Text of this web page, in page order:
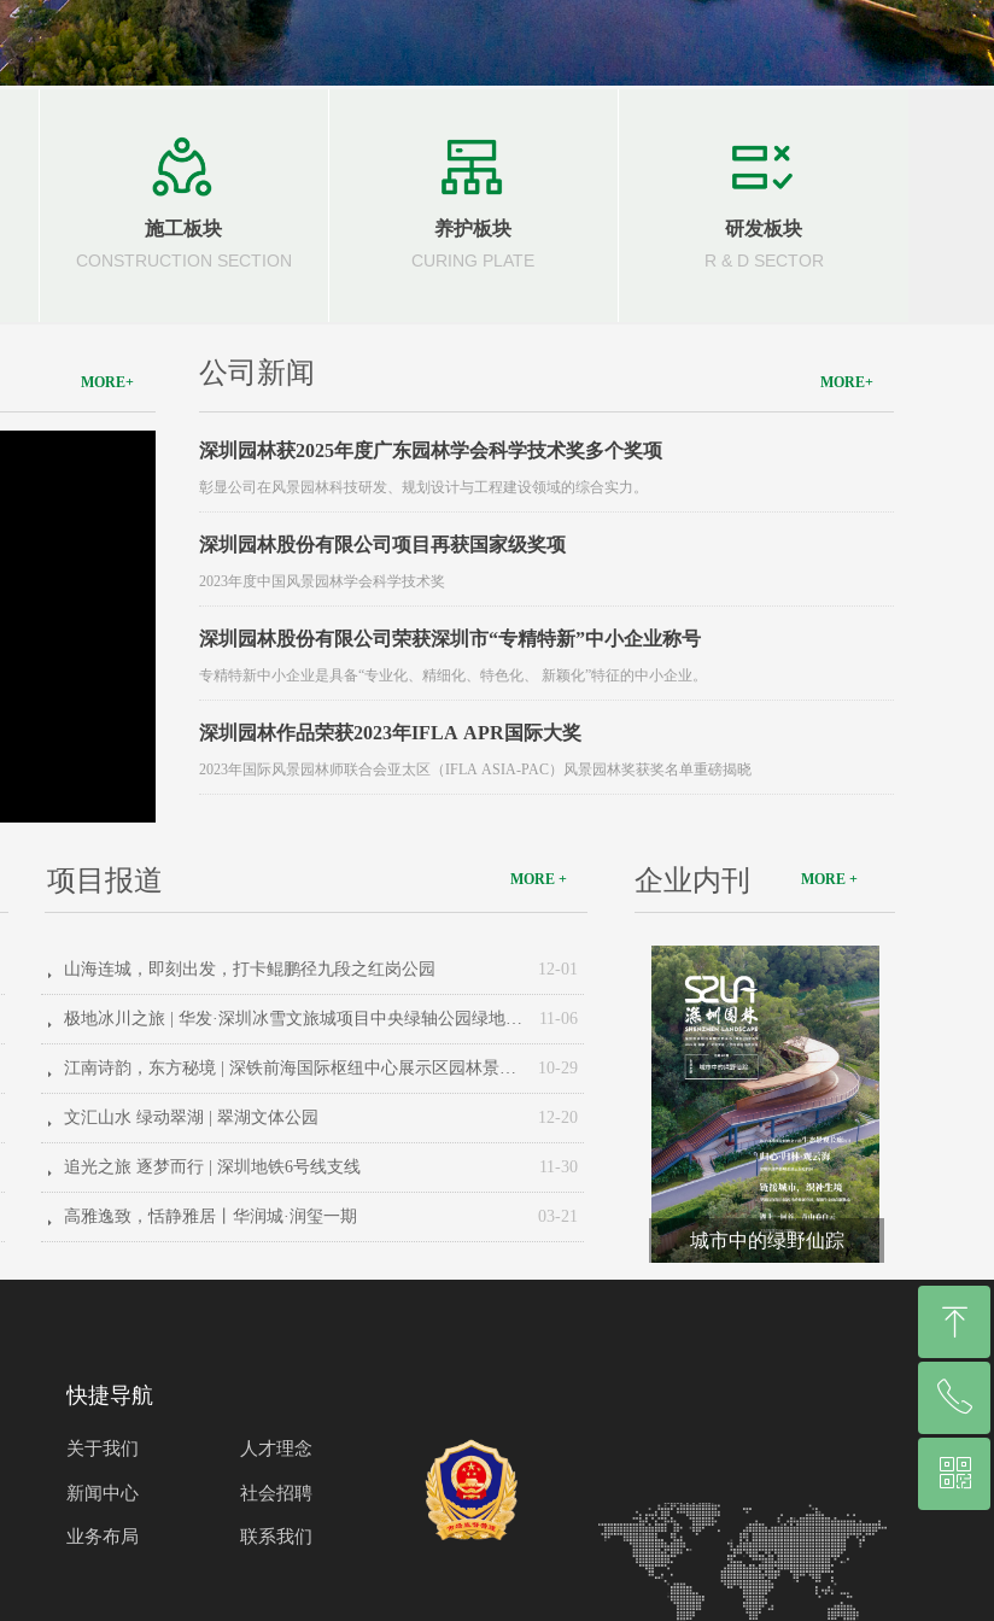
MORE+ 公司新闻 MORE+
深圳园林获2025年度广东园林学会科学技术奖多个奖项
彰显公司在风景园林科技研发、规划设计与工程建设领域的综合实力。
深圳园林股份有限公司项目再获国家级奖项
2023年度中国风景园林学会科学技术奖
深圳园林股份有限公司荣获深圳市“专精特新”中小企业称号
专精特新中小企业是具备“专业化、精细化、特色化、 新颖化”特征的中小企业。
深圳园林作品荣获2023年IFLA APR国际大奖
2023年国际风景园林师联合会亚太区（IFLA ASIA-PAC）风景园林奖获奖名单重磅揭晓
项目报道 MORE +
12-01
뀧 山海连城，即刻出发，打卡鲲鹏径九段之红岗公园
11-06
뀧 极地冰川之旅 | 华发·深圳冰雪文旅城项目中央绿轴公园绿地景观工程设计
10-29
뀧 江南诗韵，东方秘境 | 深铁前海国际枢纽中心展示区园林景观工程
12-20
뀧 文汇山水 绿动翠湖 | 翠湖文体公园
11-30
뀧 追光之旅 逐梦而行 | 深圳地铁6号线支线
03-21
뀧 高雅逸致，恬静雅居丨华润城·润玺一期
企业内刊 MORE +
城市中的绿野仙踪
施工板块
CONSTRUCTION SECTION
养护板块
CURING PLATE
研发板块
R & D SECTOR
关于我们
新闻中心
业务布局
快捷导航
人才理念
社会招聘
联系我们
ꁸ
回到顶部
ꂅ
0755-25528185
ꀥ